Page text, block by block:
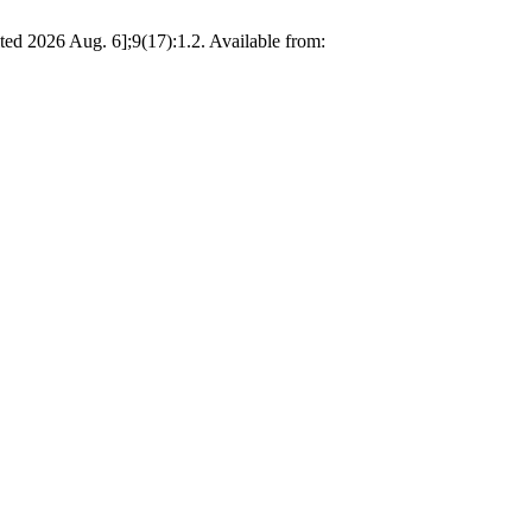
2026 Aug. 6];9(17):1.2. Available from: